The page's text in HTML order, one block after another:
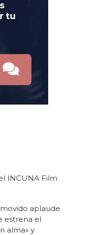
INCUNA Film
aplaude
estrena el
alma» y